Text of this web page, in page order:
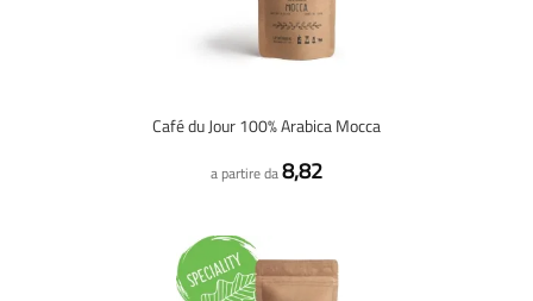
Café du Jour 100% Arabica Mocca
a partire da8,82